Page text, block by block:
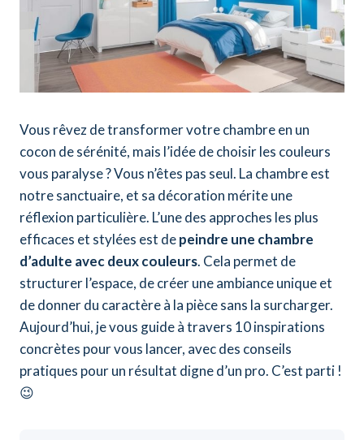
Vous rêvez de transformer votre chambre en un
cocon de sérénité, mais l’idée de choisir les couleurs
vous paralyse ? Vous n’êtes pas seul. La chambre est
notre sanctuaire, et sa décoration mérite une
réflexion particulière. L’une des approches les plus
efficaces et stylées est depeindre une chambre
d’adulte avec deux couleurs. Cela permet de
structurer l’espace, de créer une ambiance unique et
de donner du caractère à la pièce sans la surcharger.
Aujourd’hui, je vous guide à travers 10 inspirations
concrètes pour vous lancer, avec des conseils
pratiques pour un résultat digne d’un pro. C’est parti !
😉